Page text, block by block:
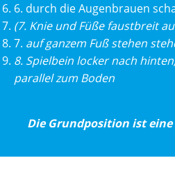
6. durch die Augenbrauen
(7. Knie und Füße faustbreit
7. auf ganzem Fuß stehen
8. Spielbein locker nach
parallel zum Boden
Die Grundposition ist